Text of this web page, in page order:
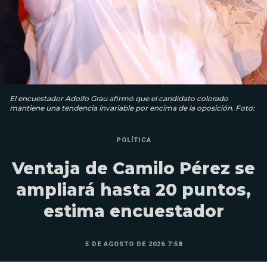
El encuestador Adolfo Grau afirmó que el candidato colorado
mantiene una tendencia invariable por encima de la oposición. Foto:
POLÍTICA
Ventaja de Camilo Pérez se
ampliará hasta 20 puntos,
estima encuestador
5 DE AGOSTO DE 2026 7:58